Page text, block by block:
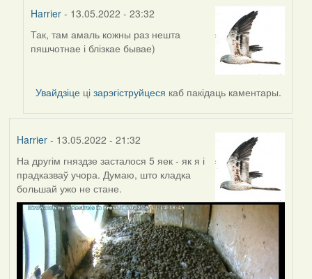
Harrier - 13.05.2022 - 23:32
In
reply
Lighty
Так, там амаль кожны раз нешта
пяшчотнае і блізкае бывае)
Увайдзіце цізарэгіструйцеся каб пакідаць каментары.
Harrier- 13.05.2022 - 21:32
На другім гняздзе засталося 5 яек - як я і
прадказваў учора. Думаю, што кладка
большай ужо не стане.